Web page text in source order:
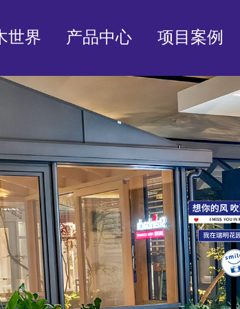
世界 产品中心 项目案例